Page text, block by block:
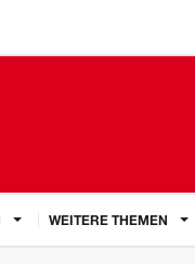
WEITERE THEMEN